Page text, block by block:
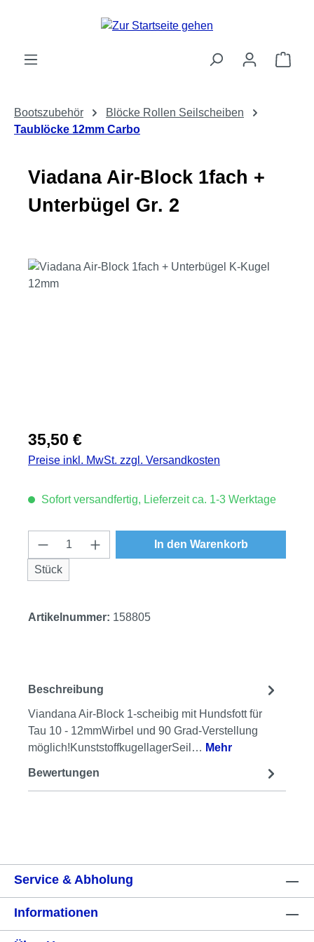
Zum Hauptinhalt springen
Bootszubehör
Blöcke Rollen Seilscheiben
Taublöcke 12mm Carbo
Viadana Air-Block 1fach +
Unterbügel Gr. 2
Bildergalerie überspringen
Regulärer Preis:
35,50 €
Preise inkl. MwSt. zzgl. Versandkosten
Sofort versandfertig, Lieferzeit ca. 1-3 Werktage
Produkt Anzahl: Gib den gewünschten
Stück
In den Warenkorb
Artikelnummer: 158805
Beschreibung
Viandana Air-Block 1-scheibig mit Hundsfott für
Tau 10 - 12mmWirbel und 90 Grad-Verstellung
möglich!KunststoffkugellagerSeil… Mehr
Bewertungen
Service & Abholung
Informationen